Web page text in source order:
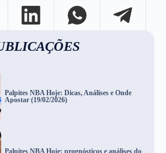
Palpites NBA Hoje: Dicas, Análises e Onde
Apostar (19/02/2026)
Palpites NBA Hoje: prognósticos e análises do